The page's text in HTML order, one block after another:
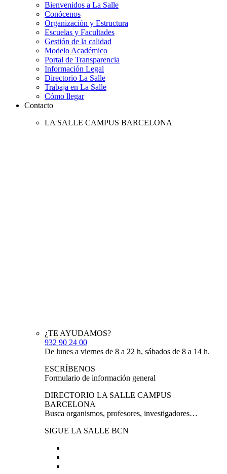
Bienvenidos a La Salle
Conócenos
Organización y Estructura
Escuelas y Facultades
Gestión de la calidad
Modelo Académico
Portal de Transparencia
Información Legal
Directorio La Salle
Trabaja en La Salle
Cómo llegar
Contacto
LA SALLE CAMPUS BARCELONA
¿TE AYUDAMOS?
932 90 24 00
De lunes a viernes de 8 a 22 h, sábados de 8 a 14 h.
ESCRÍBENOS
Formulario de información general
DIRECTORIO LA SALLE CAMPUS
BARCELONA
Busca organismos, profesores, investigadores…
SIGUE LA SALLE BCN